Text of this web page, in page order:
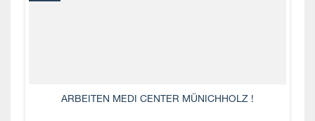
ARBEITEN MEDI CENTER MÜNICHHOLZ !